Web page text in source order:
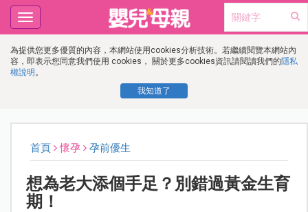
為提供您更多優質的內容，本網站使用cookies分析技術。若繼續閱覽本網站內
容，即表示您同意我們使用 cookies， 關於更多cookies資訊請閱讀我們的隱私
權說明 。
我知道了
Toggle
navigation
首頁 懷孕 孕前優生
想為老大添個手足？別錯過黃金生育
期！